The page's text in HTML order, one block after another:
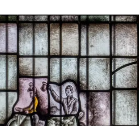
Gebrandschilderde ramen Icarus en